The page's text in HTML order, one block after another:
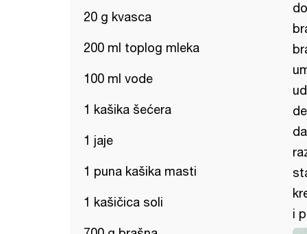
20 g kvasca
200 ml toplog mleka
100 ml vode
1 kašika šećera
1 jaje
1 puna kašika masti
1 kašičica soli
i